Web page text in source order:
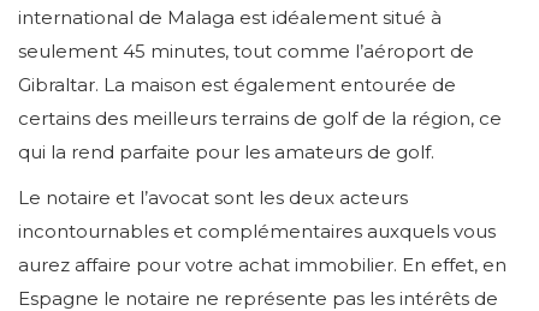
international de Malaga est idéalement situé à
seulement 45 minutes, tout comme l’aéroport de
Gibraltar. La maison est également entourée de
certains des meilleurs terrains de golf de la région, ce
qui la rend parfaite pour les amateurs de golf.
Le notaire et l’avocat sont les deux acteurs
incontournables et complémentaires auxquels vous
aurez affaire pour votre achat immobilier. En effet, en
Espagne le notaire ne représente pas les intérêts de